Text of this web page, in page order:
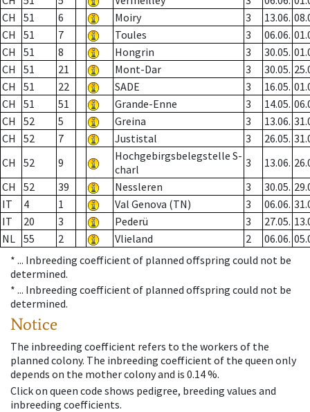
CH
51 6 Moiry 3 13.06.
CH
51 7 Toules 3 06.06.
CH
51 8 Hongrin 3 30.05.
CH
51 21 Mont-Dar 3 30.05.
CH
51 22 SADE 3 16.05.
CH
51 51 Grande-Enne 3 14.05.
CH
52 5 Greina 3 13.06.
CH
52 7 Justistal 3 26.05.
CH
52 9
Hochgebirgsbelegstelle S-
charl
3 13.06.
CH
52 39 Nessleren 3 30.05.
IT
4 1 Val Genova (TN) 3 06.06.
IT
20 3 Pederü 3 27.05.
NL 55 2 Vlieland 2 06.06.
* ... Inbreeding coefficient of planned offspring could not be
determined.
* ... Inbreeding coefficient of planned offspring could not be
determined.
Notice
The inbreeding coefficient refers to the workers of the
planned colony. The inbreeding coefficient of the queen only
depends on the mother colony and is 0.14 %.
Click on queen code shows pedigree, breeding values and
inbreeding coefficients.